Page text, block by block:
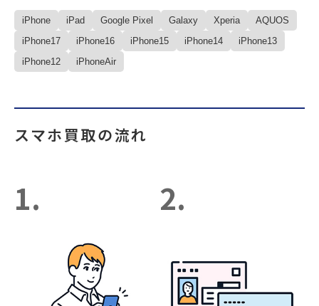
iPhone iPad Google Pixel Galaxy Xperia
AQUOS
iPhone17
iPhone16 iPhone15 iPhone14
iPhone13
iPhone12
iPhoneAir
スマホ買取の流れ
1. 2.